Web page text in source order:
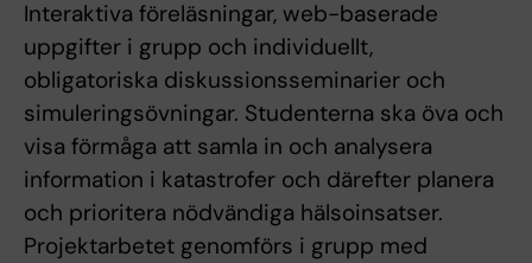
Interaktiva föreläsningar, web-baserade
uppgifter i grupp och individuellt,
obligatoriska diskussionsseminarier och
simuleringsövningar. Studenterna ska öva och
visa förmåga att samla in och analysera
information i katastrofer och därefter planera
och prioritera nödvändiga hälsoinsatser.
Projektarbetet genomförs i grupp med